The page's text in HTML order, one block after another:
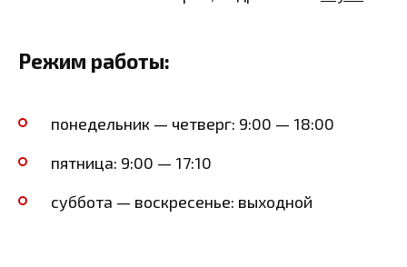
Режим работы:
понедельник — четверг: 9:00 — 18:00
пятница: 9:00 — 17:10
суббота — воскресенье: выходной